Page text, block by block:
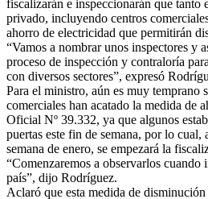
fiscalizarán e inspeccionarán que tanto
privado, incluyendo centros
ahorro de electricidad que permitirán
“Vamos a nombrar unos inspectores y
proceso de inspección y contraloría
con diversos sectores”, expresó
Para el ministro, aún es muy temprano
comerciales han acatado la medida de
Oficial Nº 39.332, ya que algunos
puertas este fin de semana, por lo
semana de enero, se empezará la
“Comenzaremos a observarlos cuando
país”, dijo Rodríguez.
Aclaró que esta medida de